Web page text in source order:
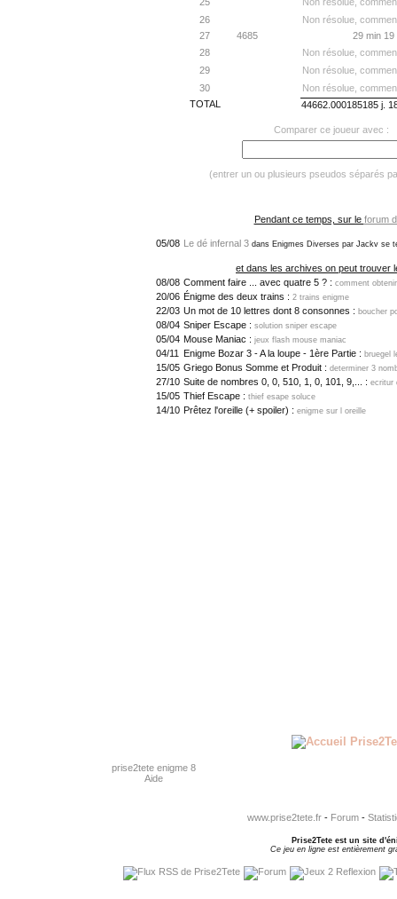
26
Non résolue,
27
4685
29 min
28
Non résolue,
29
Non résolue,
30
Non résolue,
TOTAL
44662.000185185 j.
Comparer ce joueur avec :
(entrer un ou plusieurs pseudos séparés
Pendant ce temps, sur le forum
05/08 Le dé infernal 3 dans Enigmes Diverses par Jackv se
et dans les archives on peut trouver
08/08 Comment faire ... avec quatre 5 ? : comment
20/06 Énigme des deux trains : 2 trains enigme
22/03 Un mot de 10 lettres dont 8 consonnes : boucher
08/04 Sniper Escape : solution sniper escape
05/04 Mouse Maniac : jeux flash mouse maniac
04/11 Enigme Bozar 3 - A la loupe - 1ère Partie : bruegel
15/05 Griego Bonus Somme et Produit : determiner 3
27/10 Suite de nombres 0, 0, 510, 1, 0, 101, 9,... : ecritur
15/05 Thief Escape : thief esape soluce
14/10 Prêtez l'oreille (+ spoiler) : enigme sur l oreille
prise2tete enigme 8
Aide
www.prise2tete.fr- Forum-
Prise2Tete est un site
Ce jeu en ligne est entièrement